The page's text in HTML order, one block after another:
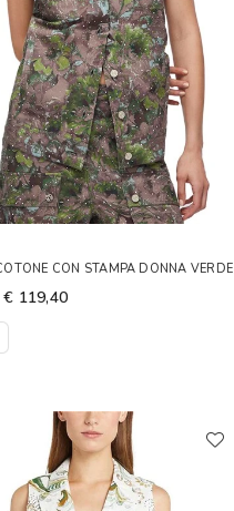
CON STAMPA DONNA VERDE
€ 119,40